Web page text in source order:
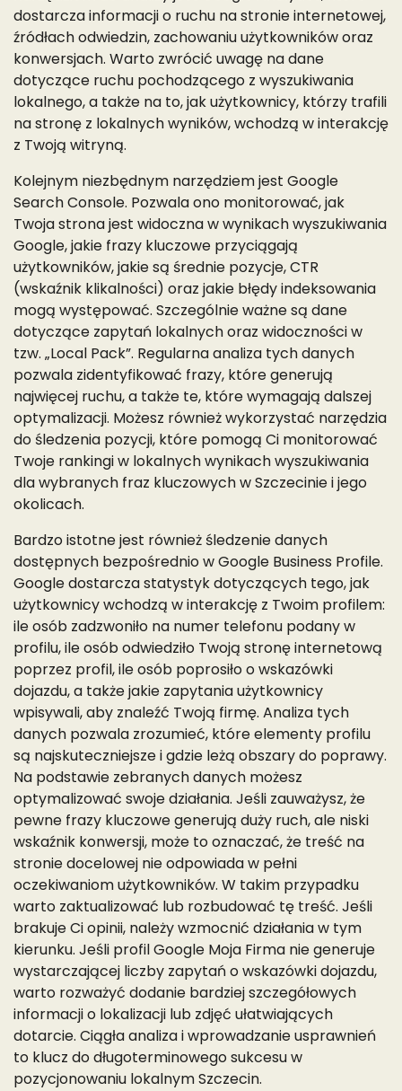
dostarcza informacji o ruchu na stronie internetowej,
źródłach odwiedzin, zachowaniu użytkowników oraz
konwersjach. Warto zwrócić uwagę na dane
dotyczące ruchu pochodzącego z wyszukiwania
lokalnego, a także na to, jak użytkownicy, którzy trafili
na stronę z lokalnych wyników, wchodzą w interakcję
z Twoją witryną.
Kolejnym niezbędnym narzędziem jest Google
Search Console. Pozwala ono monitorować, jak
Twoja strona jest widoczna w wynikach wyszukiwania
Google, jakie frazy kluczowe przyciągają
użytkowników, jakie są średnie pozycje, CTR
(wskaźnik klikalności) oraz jakie błędy indeksowania
mogą występować. Szczególnie ważne są dane
dotyczące zapytań lokalnych oraz widoczności w
tzw. „Local Pack”. Regularna analiza tych danych
pozwala zidentyfikować frazy, które generują
najwięcej ruchu, a także te, które wymagają dalszej
optymalizacji. Możesz również wykorzystać narzędzia
do śledzenia pozycji, które pomogą Ci monitorować
Twoje rankingi w lokalnych wynikach wyszukiwania
dla wybranych fraz kluczowych w Szczecinie i jego
okolicach.
Bardzo istotne jest również śledzenie danych
dostępnych bezpośrednio w Google Business Profile.
Google dostarcza statystyk dotyczących tego, jak
użytkownicy wchodzą w interakcję z Twoim profilem:
ile osób zadzwoniło na numer telefonu podany w
profilu, ile osób odwiedziło Twoją stronę internetową
poprzez profil, ile osób poprosiło o wskazówki
dojazdu, a także jakie zapytania użytkownicy
wpisywali, aby znaleźć Twoją firmę. Analiza tych
danych pozwala zrozumieć, które elementy profilu
są najskuteczniejsze i gdzie leżą obszary do poprawy.
Na podstawie zebranych danych możesz
optymalizować swoje działania. Jeśli zauważysz, że
pewne frazy kluczowe generują duży ruch, ale niski
wskaźnik konwersji, może to oznaczać, że treść na
stronie docelowej nie odpowiada w pełni
oczekiwaniom użytkowników. W takim przypadku
warto zaktualizować lub rozbudować tę treść. Jeśli
brakuje Ci opinii, należy wzmocnić działania w tym
kierunku. Jeśli profil Google Moja Firma nie generuje
wystarczającej liczby zapytań o wskazówki dojazdu,
warto rozważyć dodanie bardziej szczegółowych
informacji o lokalizacji lub zdjęć ułatwiających
dotarcie. Ciągła analiza i wprowadzanie usprawnień
to klucz do długoterminowego sukcesu w
pozycjonowaniu lokalnym Szczecin.